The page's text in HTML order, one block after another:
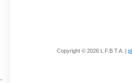
Copyright © 2026 L.F.B.T.A. |